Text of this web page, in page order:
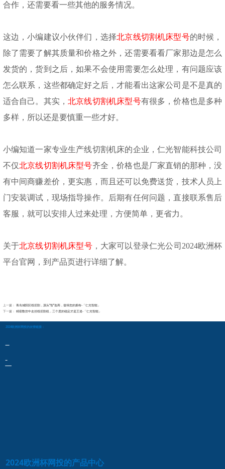
合作，还需要看一些其他的服务情况。
这边，小编建议小伙伴们，选择北京线切割机床型号的时候 ，
除了需要了解其质量和价格之外，还需要看看厂家那边是怎么
发货的，货到之后，如果不会使用需要怎么处理，有问题应该
怎么联系，这些都确定好之后，才能看出这家公司是不是真的
适合自己。其实，北京线切割机床型号有很多，价格也是多种
多样，所以还是要慎重一些才好。
小编知道一家专业生产线切割机床的企业，仁光智能科技公司
不仅北京线切割机床型号齐全，价格也是厂家直销的那种，没
有中间商赚差价，更实惠，而且还可以免费送货，技术人员上
门安装调试，现场指导操作。后期有任何问题，直接联系售后
客服，就可以安排人过来处理，方便简单，更省力。
关于北京线切割机床型号，大家可以登录仁光公司2024欧洲杯
平台官网，到产品页进行详细了解。
上一篇： 青岛城阳区线切割，源头“智”造商，值得您的拥有-「仁光智能」
下一篇： 精密数控中走丝线切割机，三个度的稳定才是王道-「仁光智能」
2024欧洲杯网投的友情链接：
2024欧洲杯网投的产品中心